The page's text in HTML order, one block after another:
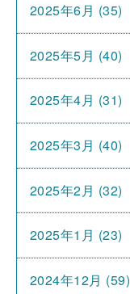
2025年6月 (35)
2025年5月 (40)
2025年4月 (31)
2025年3月 (40)
2025年2月 (32)
2025年1月 (23)
2024年12月 (59)